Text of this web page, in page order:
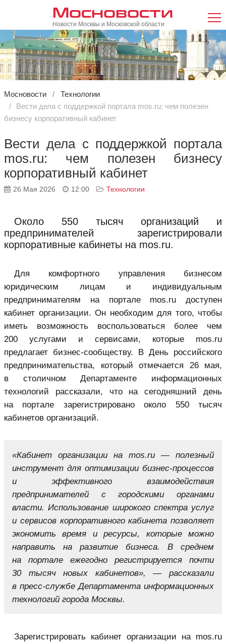
Мосновости
Новости Москвы и Московской области
Мосновости
Технологии
Вести дела с поддержкой портала mos.ru: чем полезен
бизнесу корпоративный кабинет
Вести дела с поддержкой портала
mos.ru: чем полезен бизнесу
корпоративный кабинет
26 Мая 2026 12:00 Технологии
Около 550 тысяч организаций и
предпринимателей зарегистрировали
корпоративные кабинеты на mos.ru.
Для комфортного управления бизнесом
юридическим лицам и индивидуальным
предпринимателям на портале mos.ru доступен
кабинет организации. Он необходим для того, чтобы
иметь возможность воспользоваться более чем
200 услугами и сервисами, которые mos.ru
предлагает бизнес-сообществу. В День российского
предпринимательства, который отмечается 26 мая,
в столичном Департаменте информационных
технологий рассказали, что на сегодняшний день
на портале зарегистрировано около 550 тысяч
кабинетов организаций.
«Кабинет организации на mos.ru — полезный
инструмент для оптимизации бизнес-процессов
и эффективного взаимодействия
предпринимателей с городскими органами
власти. Использование широкого спектра услуг
и сервисов корпоративного кабинета позволяет
экономить время и ресурсы, которые можно
направить на развитие бизнеса. В среднем
на портале ежегодно регистрируется почти
30 тысяч новых кабинетов», — рассказали
в пресс-службе Департамента информационных
технологий города Москвы.
Зарегистрировать кабинет организации на mos.ru